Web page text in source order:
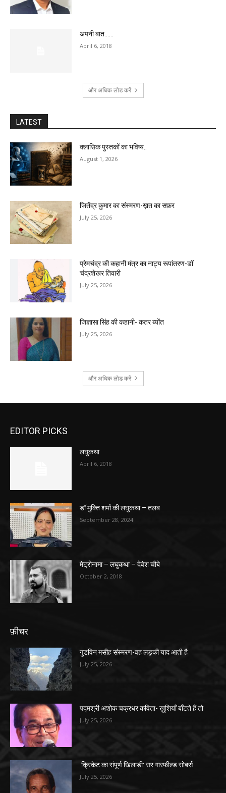
अपनी बात……
April 6, 2018
और अधिक लोड करें
LATEST
क्लासिक पुस्तकों का भविष्य..
August 1, 2026
जितेंद्र कुमार का संस्मरण-ख़त का सफ़र
July 25, 2026
प्रेमचंद्र की कहानी मंत्र का नाट्य रूपांतरण-डॉ
चंद्रशेखर तिवारी
July 25, 2026
जिज्ञासा सिंह की कहानी- कतर ब्योंत
July 25, 2026
और अधिक लोड करें
EDITOR PICKS
लघुकथा
April 6, 2018
डॉ मुक्ति शर्मा की लघुकथा – तलब
September 28, 2024
मेट्रोनामा – लघुकथा – देवेश चौबे
October 2, 2018
फ़ीचर
गुडविन मसीह संस्मरण-वह लड़की याद आती है
July 25, 2026
पद्मश्री अशोक चक्रधर कविता- ख़ुशियाँ बाँटते हैं तो
July 25, 2026
क्रिकेट का संपूर्ण खिलाड़ी: सर गारफील्ड सोबर्स
July 25, 2026